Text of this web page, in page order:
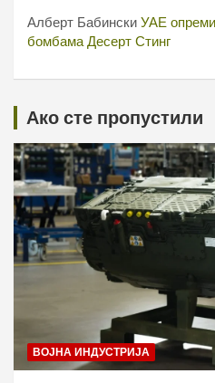
Алберт Бабински УАЕ
бомбама Десерт Стинг
Ако сте пропустили
ВОЈНА ИНДУСТРИЈА